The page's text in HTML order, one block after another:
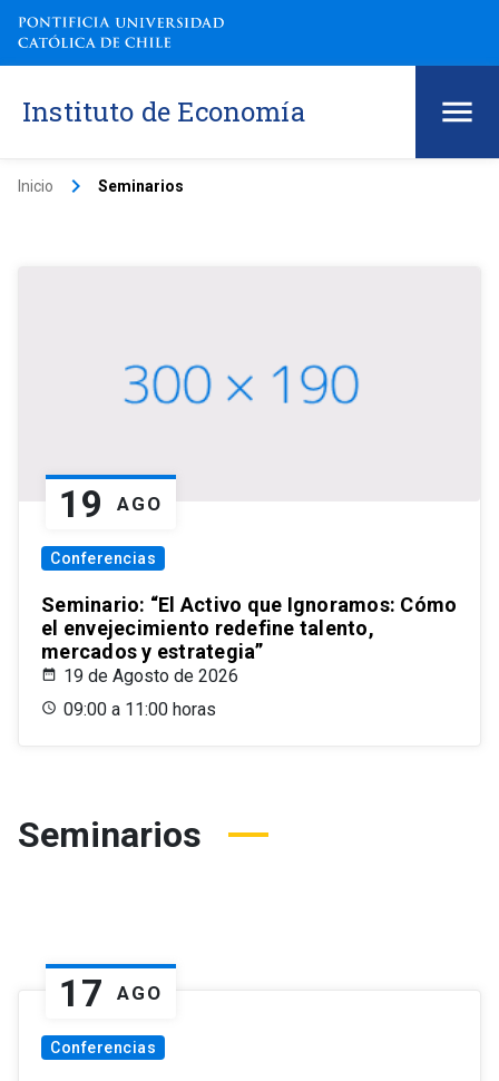
Instituto de Economía
Inicio keyboard_arrow_right Seminarios
19 AGO
Conferencias
Seminario: “El Activo que Ignoramos: Cómo
el envejecimiento redefine talento,
mercados y estrategia”
19 de Agosto de 2026
09:00 a 11:00 horas
Seminarios
17 AGO
Conferencias